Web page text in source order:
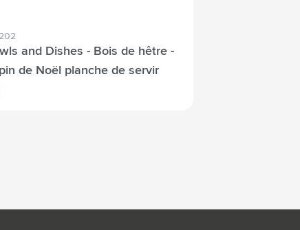
and Dishes - Bois de hêtre -
de Noël planche de servir
bois